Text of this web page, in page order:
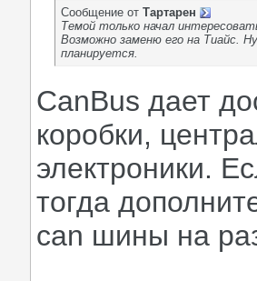
Сообщение от Тартарен
Темой только начал
Возможно заменю его на Тиайс.
планируется.
CanBus дает
коробки,
электроники.
тогда
can шины на